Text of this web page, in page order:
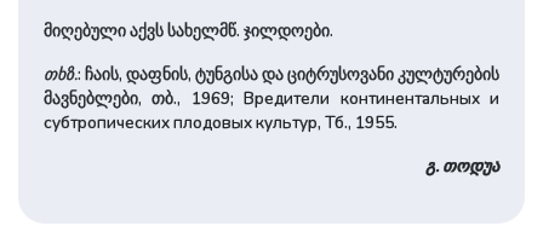
მიღებული აქვს სახელმწ. ჯილდოები.
თხზ.: ჩაის, დაფნის, ტუნგისა და ციტრუსოვანი კულტურების
მავნებლები, თბ., 1969; Вредители континентальных и
субтропических плодовых культур, Тб., 1955.
გ. თოდუა